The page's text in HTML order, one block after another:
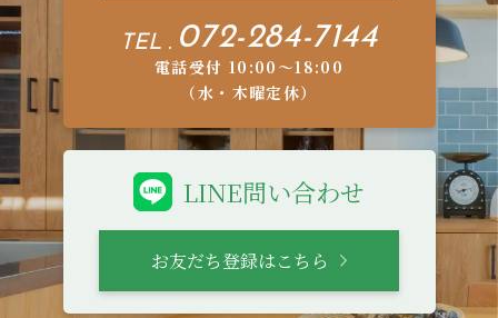
TEL . 072-284-7144
電話受付 10:00〜18:00
（水・木曜定休）
LINE問い合わせ
お友だち登録はこちら